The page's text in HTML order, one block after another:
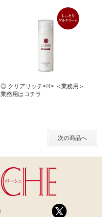
◎ クリアリッチ<R> ＜業務用＞
業務用はコチラ
次の商品へ